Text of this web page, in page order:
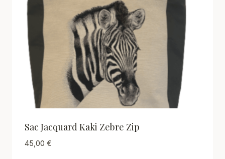
Sac Jacquard Kaki Zebre Zip
45,00 €